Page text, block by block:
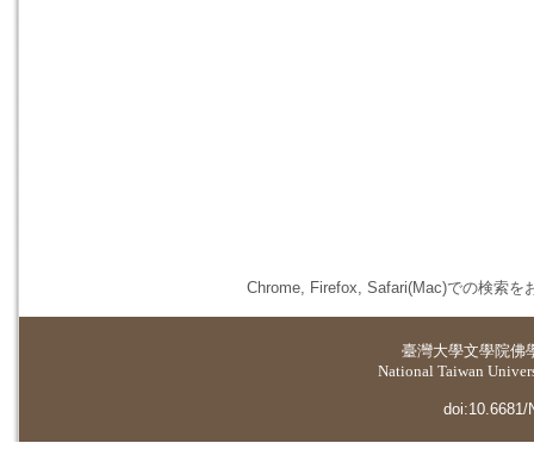
Chrome, Firefox, Safari(Mac)での検索を
臺灣大學文學院佛
National Taiwan
doi:10.6681/